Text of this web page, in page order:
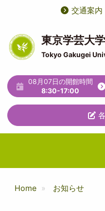
ツ
に
動
User
account
menu
ユ
ー
テ
ィ
リ
テ
ィ
メ
ュ
ー
交通案内
東京学芸大
Tokyo Gakugei
08月07日の開館時間
8:30-17:00
Home お知らせ